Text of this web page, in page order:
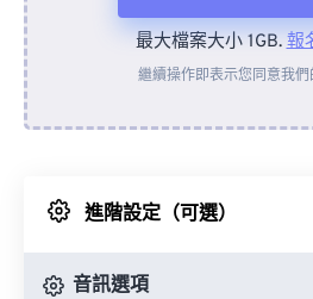
來自裝置
來自 Google
最大檔案大小 1GB.報
繼續操作即表示您同意我們
進階設定（可選）
音訊選項